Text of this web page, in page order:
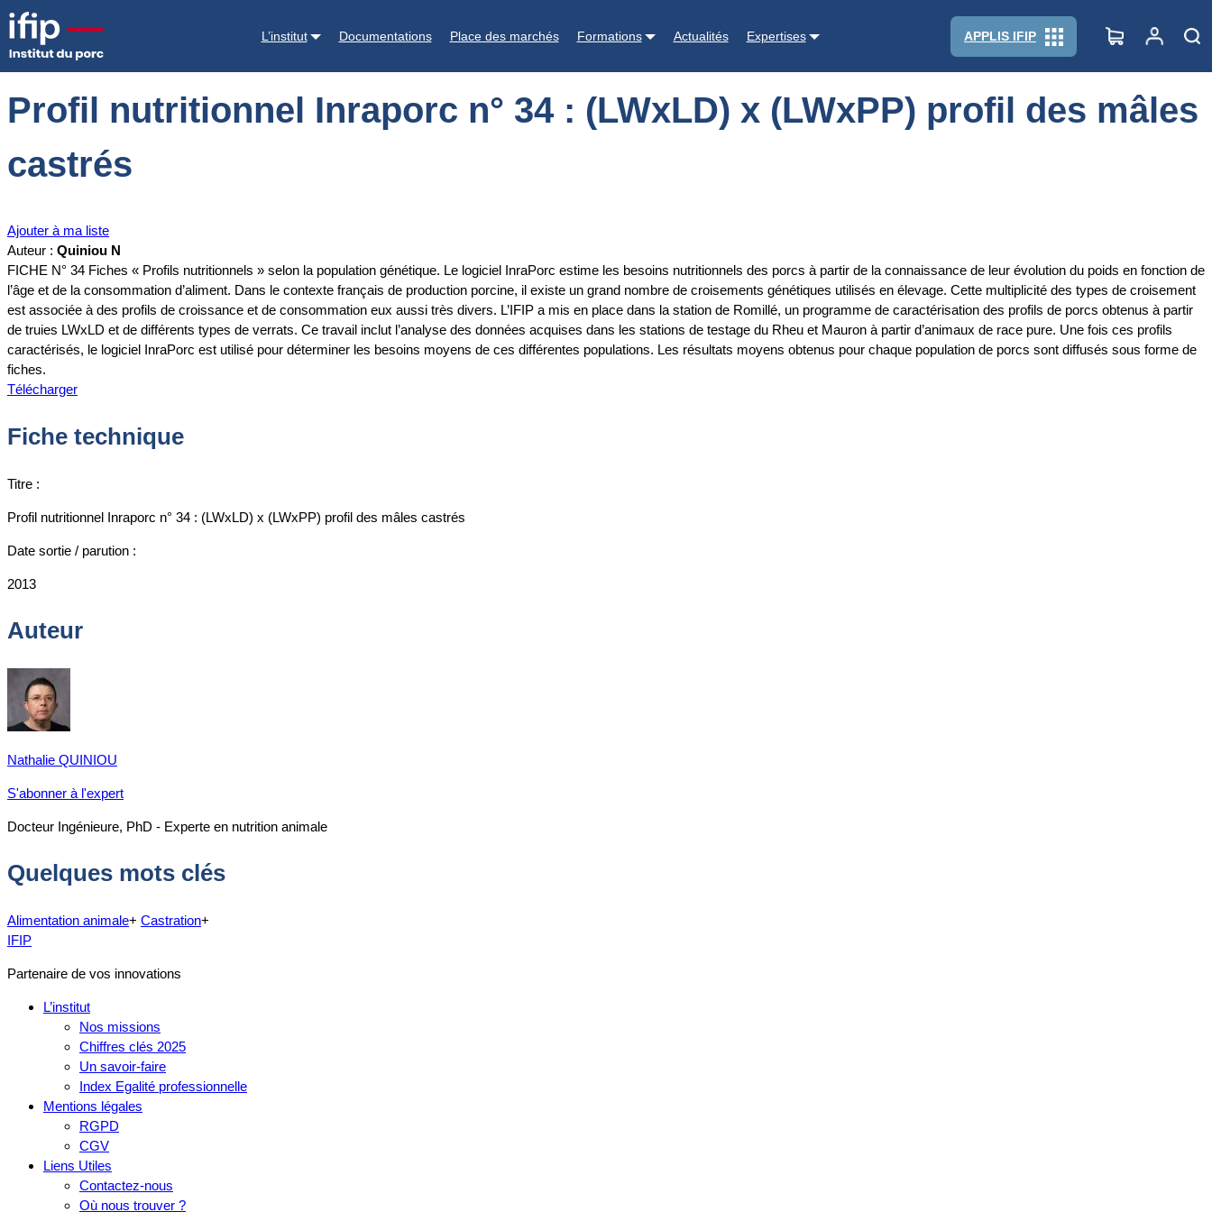
L’institut Documentations Place des marchés Formations Actualités Expertises APPLIS IFIP
Accueil Documentations
Profil nutritionnel Inraporc n° 34 : (LWxLD) x (LWxPP) profil des mâles
castrés
Ajouter à ma liste
Auteur : Quiniou N
FICHE N° 34 Fiches « Profils nutritionnels » selon la population génétique. Le logiciel InraPorc estime les besoins nutritionnels des porcs à partir de la connaissance de leur évolution du poids en fonction de
l’âge et de la consommation d’aliment. Dans le contexte français de production porcine, il existe un grand nombre de croisements génétiques utilisés en élevage. Cette multiplicité des types de croisement
est associée à des profils de croissance et de consommation eux aussi très divers. L’IFIP a mis en place dans la station de Romillé, un programme de caractérisation des profils de porcs obtenus à partir
de truies LWxLD et de différents types de verrats. Ce travail inclut l’analyse des données acquises dans les stations de testage du Rheu et Mauron à partir d’animaux de race pure. Une fois ces profils
caractérisés, le logiciel InraPorc est utilisé pour déterminer les besoins moyens de ces différentes populations. Les résultats moyens obtenus pour chaque population de porcs sont diffusés sous forme de
fiches.
Télécharger
Fiche technique
Titre :
Profil nutritionnel Inraporc n° 34 : (LWxLD) x (LWxPP) profil des mâles castrés
Date sortie / parution :
2013
Auteur
Nathalie QUINIOU
S'abonner à l'expert
Docteur Ingénieure, PhD - Experte en nutrition animale
Quelques mots clés
Alimentation animale+ Castration+
IFIP
Partenaire de vos innovations
L’institut
Nos missions
Chiffres clés 2025
Un savoir-faire
Index Egalité professionnelle
Mentions légales
RGPD
CGV
Liens Utiles
Contactez-nous
Où nous trouver ?